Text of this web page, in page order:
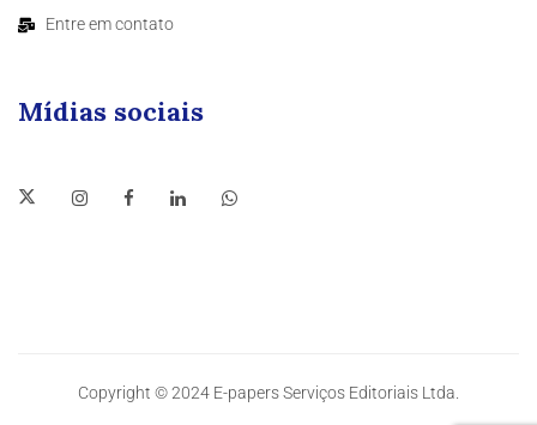
Entre em contato
Mídias sociais
Copyright © 2024 E-papers Serviços Editoriais Ltda.